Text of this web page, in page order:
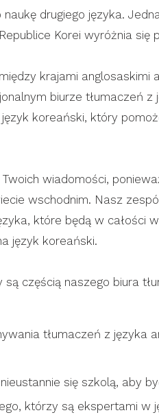
drugiego języka.
Korei wyróżnia się
krajami anglosaskimi
biurze tłumaczeń z
koreański, który
wiadomości,
wschodnim. Nasz
które będą w całości
język koreański.
częścią naszego biura
tłumaczeń z języka
się szkolą, aby
którzy są ekspertami w